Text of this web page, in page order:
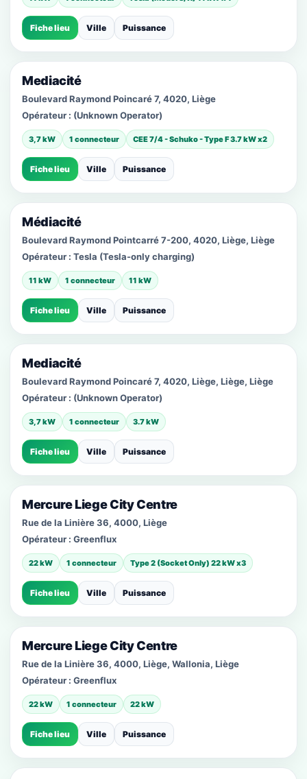
Fiche lieu Ville Puissance
Mediacité
Boulevard Raymond Poincaré 7, 4020, Liège
Opérateur : (Unknown Operator)
3,7 kW 1 connecteur CEE 7/4 - Schuko - Type F 3.7 kW x2
Fiche lieu Ville Puissance
Médiacité
Boulevard Raymond Pointcarré 7-200, 4020, Liège, Liège
Opérateur : Tesla (Tesla-only charging)
11 kW 1 connecteur 11 kW
Fiche lieu Ville Puissance
Mediacité
Boulevard Raymond Poincaré 7, 4020, Liège, Liège, Liège
Opérateur : (Unknown Operator)
3,7 kW 1 connecteur 3.7 kW
Fiche lieu Ville Puissance
Mercure Liege City Centre
Rue de la Linière 36, 4000, Liège
Opérateur : Greenflux
22 kW 1 connecteur Type 2 (Socket Only) 22 kW x3
Fiche lieu Ville Puissance
Mercure Liege City Centre
Rue de la Linière 36, 4000, Liège, Wallonia, Liège
Opérateur : Greenflux
22 kW 1 connecteur 22 kW
Fiche lieu Ville Puissance